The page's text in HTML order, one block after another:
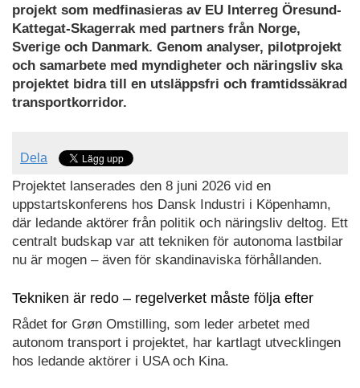
projekt som medfinasieras av EU Interreg Öresund-
Kattegat-Skagerrak med partners från Norge,
Sverige och Danmark. Genom analyser, pilotprojekt
och samarbete med myndigheter och näringsliv ska
projektet bidra till en utsläppsfri och framtidssäkrad
transportkorridor.
Dela
Projektet lanserades den 8 juni 2026 vid en
uppstartskonferens hos Dansk Industri i Köpenhamn,
där ledande aktörer från politik och näringsliv deltog. Ett
centralt budskap var att tekniken för autonoma lastbilar
nu är mogen – även för skandinaviska förhållanden.
Tekniken är redo – regelverket måste följa efter
Rådet for Grøn Omstilling, som leder arbetet med
autonom transport i projektet, har kartlagt utvecklingen
hos ledande aktörer i USA och Kina.